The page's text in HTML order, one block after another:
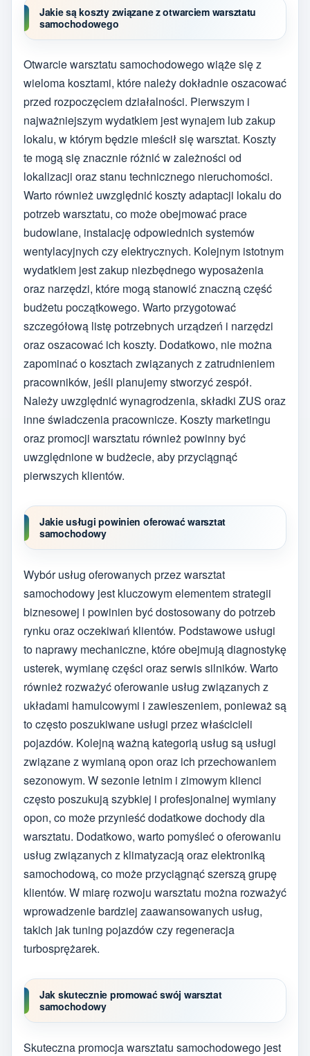
Jakie są koszty związane z otwarciem warsztatu
samochodowego
Otwarcie warsztatu samochodowego wiąże się z
wieloma kosztami, które należy dokładnie oszacować
przed rozpoczęciem działalności. Pierwszym i
najważniejszym wydatkiem jest wynajem lub zakup
lokalu, w którym będzie mieścił się warsztat. Koszty
te mogą się znacznie różnić w zależności od
lokalizacji oraz stanu technicznego nieruchomości.
Warto również uwzględnić koszty adaptacji lokalu do
potrzeb warsztatu, co może obejmować prace
budowlane, instalację odpowiednich systemów
wentylacyjnych czy elektrycznych. Kolejnym istotnym
wydatkiem jest zakup niezbędnego wyposażenia
oraz narzędzi, które mogą stanowić znaczną część
budżetu początkowego. Warto przygotować
szczegółową listę potrzebnych urządzeń i narzędzi
oraz oszacować ich koszty. Dodatkowo, nie można
zapominać o kosztach związanych z zatrudnieniem
pracowników, jeśli planujemy stworzyć zespół.
Należy uwzględnić wynagrodzenia, składki ZUS oraz
inne świadczenia pracownicze. Koszty marketingu
oraz promocji warsztatu również powinny być
uwzględnione w budżecie, aby przyciągnąć
pierwszych klientów.
Jakie usługi powinien oferować warsztat
samochodowy
Wybór usług oferowanych przez warsztat
samochodowy jest kluczowym elementem strategii
biznesowej i powinien być dostosowany do potrzeb
rynku oraz oczekiwań klientów. Podstawowe usługi
to naprawy mechaniczne, które obejmują diagnostykę
usterek, wymianę części oraz serwis silników. Warto
również rozważyć oferowanie usług związanych z
układami hamulcowymi i zawieszeniem, ponieważ są
to często poszukiwane usługi przez właścicieli
pojazdów. Kolejną ważną kategorią usług są usługi
związane z wymianą opon oraz ich przechowaniem
sezonowym. W sezonie letnim i zimowym klienci
często poszukują szybkiej i profesjonalnej wymiany
opon, co może przynieść dodatkowe dochody dla
warsztatu. Dodatkowo, warto pomyśleć o oferowaniu
usług związanych z klimatyzacją oraz elektroniką
samochodową, co może przyciągnąć szerszą grupę
klientów. W miarę rozwoju warsztatu można rozważyć
wprowadzenie bardziej zaawansowanych usług,
takich jak tuning pojazdów czy regeneracja
turbosprężarek.
Jak skutecznie promować swój warsztat
samochodowy
Skuteczna promocja warsztatu samochodowego jest